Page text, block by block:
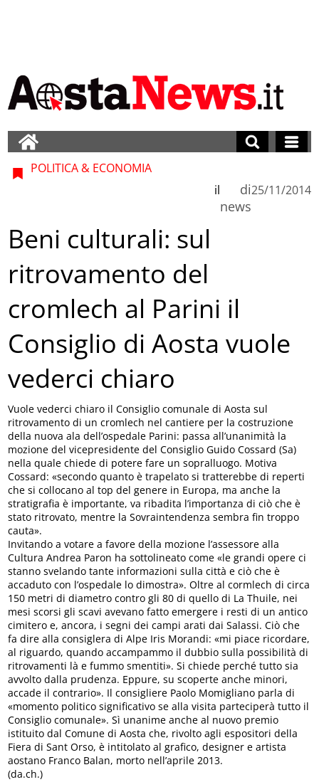
POLITICA & ECONOMIA
di
news
il 25/11/2014
Beni culturali: sul
ritrovamento del
cromlech al Parini il
Consiglio di Aosta vuole
vederci chiaro
Vuole vederci chiaro il Consiglio comunale di Aosta sul
ritrovamento di un cromlech nel cantiere per la costruzione
della nuova ala dell’ospedale Parini: passa all’unanimità la
mozione del vicepresidente del Consiglio Guido Cossard (Sa)
nella quale chiede di potere fare un sopralluogo. Motiva
Cossard: «secondo quanto è trapelato si tratterebbe di reperti
che si collocano al top del genere in Europa, ma anche la
stratigrafia è importante, va ribadita l’importanza di ciò che è
stato ritrovato, mentre la Sovraintendenza sembra fin troppo
cauta».
Invitando a votare a favore della mozione l’assessore alla
Cultura Andrea Paron ha sottolineato come «le grandi opere ci
stanno svelando tante informazioni sulla città e ciò che è
accaduto con l’ospedale lo dimostra». Oltre al cormlech di circa
150 metri di diametro contro gli 80 di quello di La Thuile, nei
mesi scorsi gli scavi avevano fatto emergere i resti di un antico
cimitero e, ancora, i segni dei campi arati dai Salassi. Ciò che
fa dire alla consiglera di Alpe Iris Morandi: «mi piace ricordare,
al riguardo, quando accampammo il dubbio sulla possibilità di
ritrovamenti là e fummo smentiti». Si chiede perché tutto sia
avvolto dalla prudenza. Eppure, su scoperte anche minori,
accade il contrario». Il consigliere Paolo Momigliano parla di
«momento politico significativo se alla visita parteciperà tutto il
Consiglio comunale». Sì unanime anche al nuovo premio
istituito dal Comune di Aosta che, rivolto agli espositori della
Fiera di Sant Orso, è intitolato al grafico, designer e artista
aostano Franco Balan, morto nell’aprile 2013.
(da.ch.)